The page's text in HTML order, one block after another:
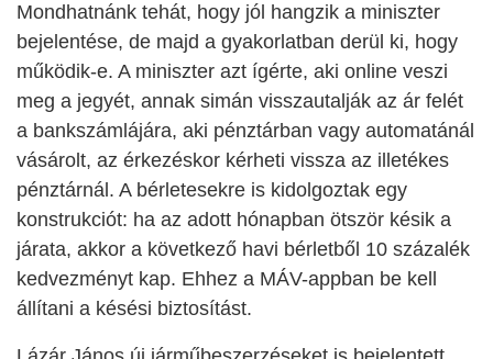
Mondhatnánk tehát, hogy jól hangzik a miniszter
bejelentése, de majd a gyakorlatban derül ki, hogy
működik-e. A miniszter azt ígérte, aki online veszi
meg a jegyét, annak simán visszautalják az ár felét
a bankszámlájára, aki pénztárban vagy automatánál
vásárolt, az érkezéskor kérheti vissza az illetékes
pénztárnál. A bérletesekre is kidolgoztak egy
konstrukciót: ha az adott hónapban ötször késik a
járata, akkor a következő havi bérletből 10 százalék
kedvezményt kap. Ehhez a MÁV-appban be kell
állítani a késési biztosítást.